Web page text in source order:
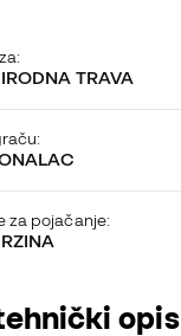
TRAVA
za pojačanje:
opis